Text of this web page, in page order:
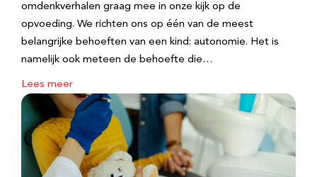
omdenkverhalen graag mee in onze kijk op de
opvoeding. We richten ons op één van de meest
belangrijke behoeften van een kind: autonomie. Het is
namelijk ook meteen de behoefte die…
Lees meer